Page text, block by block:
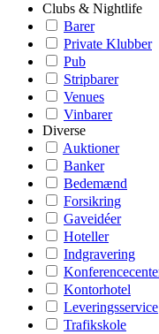
Clubs & Nightlife
Barer
Private Klubber
Pub
Stripbarer
Venues
Vinbarer
Diverse
Auktioner
Banker
Bedemænd
Forsikring
Gaveidéer
Hoteller
Indgravering
Kontorhotel
Leveringsservice
Trafikskole